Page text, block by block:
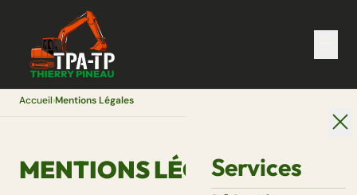
Services
Accueil›Mentions Légales
MENTIONS LÉGALES